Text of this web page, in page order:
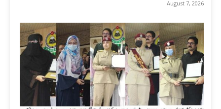
August 7, 2026